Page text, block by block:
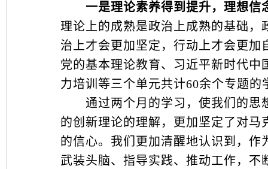
一是理论素养得到提升，理想信
理论上的成熟是政治上成熟的基础
治上才会更加坚定，行动上才会更
党的基本理论教育、习近平新时代
力培训等三个单元共计60余个专题
通过两个月的学习，使我们的思
的创新理论的理解，更加坚定了对
的信心。我们更加清醒地认识到，
武装头脑、指导实践、推动工作，不